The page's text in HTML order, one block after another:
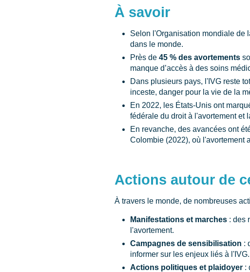
À savoir
Selon l'Organisation mondiale de
dans le monde.
Près de 45 % des avortements
manque d’accès à des soins
Dans plusieurs pays, l'IVG reste
inceste, danger pour la vie de la
En 2022, les États-Unis ont
fédérale du droit à l'avortement et
En revanche, des avancées ont
Colombie (2022), où l'avortement
Actions autour de
À travers le monde, de nombreuses
Manifestations et marches : des
l'avortement.
Campagnes de sensibilisation :
informer sur les enjeux liés à l'IVG.
Actions politiques et plaidoyer :